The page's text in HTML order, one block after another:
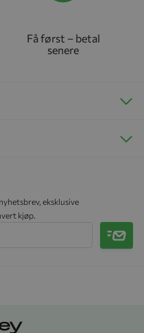
Få først – betal
senere
eksklusive
kjøp.
Meld